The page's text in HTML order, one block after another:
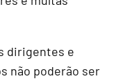
dirigentes e
não poderão ser